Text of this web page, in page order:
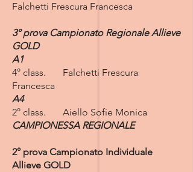
Falchetti Frescura Francesca
3° prova Campionato Regionale Allieve
GOLD
A1
4° class. Falchetti Frescura
Francesca
A4
2° class. Aiello Sofie Monica
CAMPIONESSA REGIONALE
2° prova Campionato Individuale
Allieve GOLD